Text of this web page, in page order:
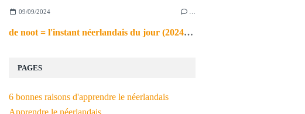
09/09/2024
de noot = l'instant néerlandais du jour (2024_09_09)
PAGES
6 bonnes raisons d'apprendre le néerlandais
Apprendre le néerlandais